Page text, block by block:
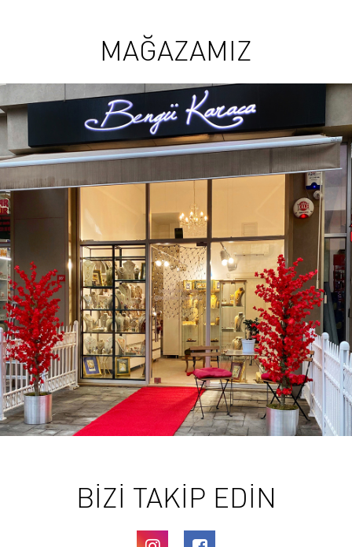
MAĞAZAMIZ
BİZİ TAKİP EDİN